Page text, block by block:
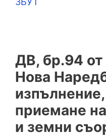
ДВ, бр.94 от
Нова
приемане
и земни